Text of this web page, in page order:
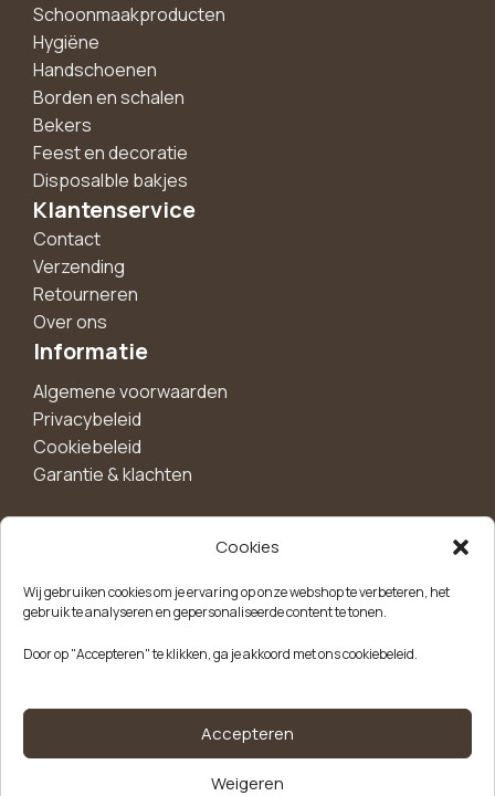
Cookies
Wij gebruiken cookies om je ervaring op onze webshop te verbeteren, het
gebruik te analyseren en gepersonaliseerde content te tonen.
Door op "Accepteren" te klikken, ga je akkoord met ons cookiebeleid.
Accepteren
Weigeren
Schoonmaakproducten
Hygiëne
Handschoenen
Borden en schalen
Bekers
Feest en decoratie
Disposalble bakjes
Klantenservice
Contact
Verzending
Retourneren
Over ons
Informatie
Algemene voorwaarden
Privacybeleid
Cookiebeleid
Garantie & klachten
korting!
aanbiedingen, nieuwe producten en handige tips.
Kvk-nummer: 85504947Btw-nummer: NL863646165B01